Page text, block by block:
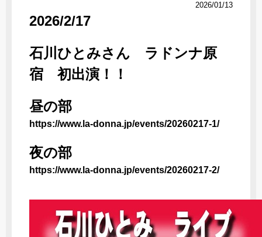
2026/01/13
2026/2/17
石川ひとみさん ラドンナ原
宿 初出演！！
昼の部
https://www.la-donna.jp/events/20260217-1/
夜の部
https://www.la-donna.jp/events/20260217-2/